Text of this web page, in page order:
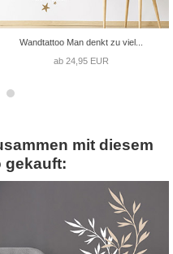
Wandtattoo Man denkt zu viel...
ab 24,95 EUR
mit diesem
gekauft: